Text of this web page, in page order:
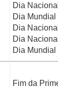
Dia
Dia
Dia
Dia
Dia
Fim da